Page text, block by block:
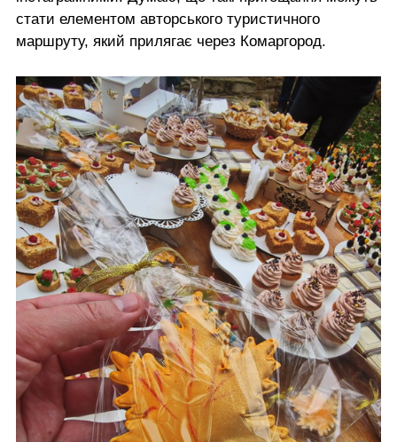
стати елементом авторського туристичного
маршруту, який прилягає через Комаргород.